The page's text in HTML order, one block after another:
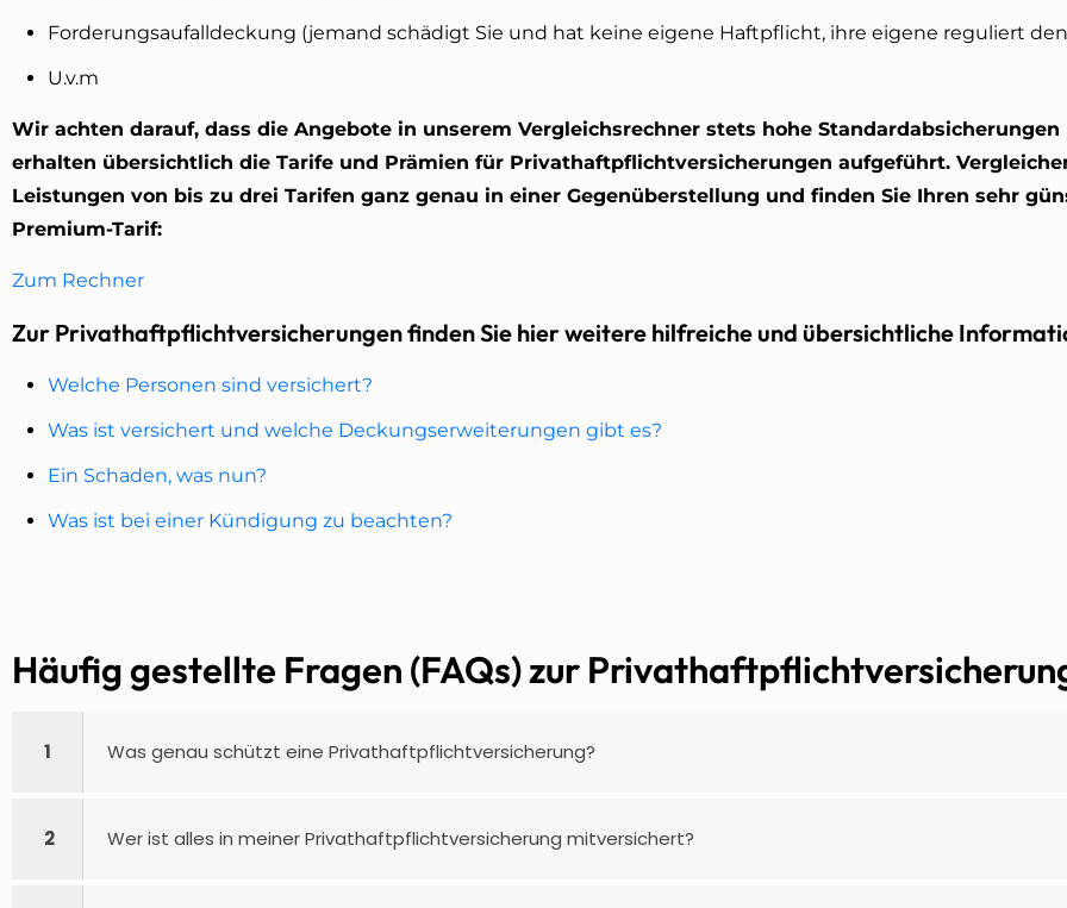
Forderungsaufalldeckung (jemand schädigt Sie und hat keine eigene Haftpflicht, ihre eigene reguliert
U.v.m
Wir achten darauf, dass die Angebote in unserem Vergleichsrechner stets hohe Standardabsicherungen
erhalten übersichtlich die Tarife und Prämien für Privathaftpflichtversicherungen aufgeführt.
Leistungen von bis zu drei Tarifen ganz genau in einer Gegenüberstellung und finden Sie Ihren sehr
Premium-Tarif:
Zum Rechner
Zur Privathaftpflichtversicherungen finden Sie hier weitere hilfreiche und übersichtliche
Welche Personen sind versichert?
Was ist versichert und welche Deckungserweiterungen gibt es?
Ein Schaden, was nun?
Was ist bei einer Kündigung zu beachten?
Häufig gestellte Fragen (FAQs) zur
1 Was genau schützt eine Privathaftpflichtversicherung?
2 Wer ist alles in meiner Privathaftpflichtversicherung mitversichert?